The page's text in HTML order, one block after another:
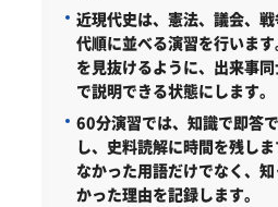
近現代史は、憲法、議会、
代順に並べる演習を行いま
を見抜けるように、出来事
で説明できる状態にします。
60分演習では、知識で即答
し、史料読解に時間を残し
なかった用語だけでなく、
かった理由を記録します。